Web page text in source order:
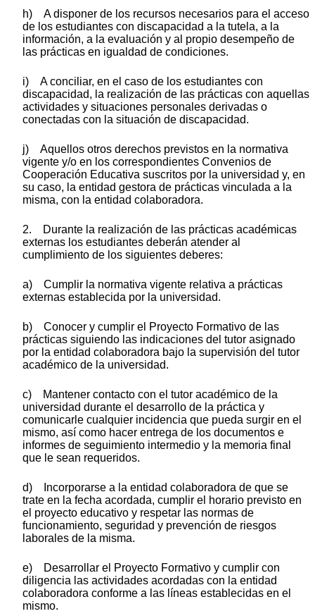
h) A disponer de los recursos necesarios para el acceso
de los estudiantes con discapacidad a la tutela, a la
información, a la evaluación y al propio desempeño de
las prácticas en igualdad de condiciones.
i) A conciliar, en el caso de los estudiantes con
discapacidad, la realización de las prácticas con aquellas
actividades y situaciones personales derivadas o
conectadas con la situación de discapacidad.
j) Aquellos otros derechos previstos en la normativa
vigente y/o en los correspondientes Convenios de
Cooperación Educativa suscritos por la universidad y, en
su caso, la entidad gestora de prácticas vinculada a la
misma, con la entidad colaboradora.
2. Durante la realización de las prácticas académicas
externas los estudiantes deberán atender al
cumplimiento de los siguientes deberes:
a) Cumplir la normativa vigente relativa a prácticas
externas establecida por la universidad.
b) Conocer y cumplir el Proyecto Formativo de las
prácticas siguiendo las indicaciones del tutor asignado
por la entidad colaboradora bajo la supervisión del tutor
académico de la universidad.
c) Mantener contacto con el tutor académico de la
universidad durante el desarrollo de la práctica y
comunicarle cualquier incidencia que pueda surgir en el
mismo, así como hacer entrega de los documentos e
informes de seguimiento intermedio y la memoria final
que le sean requeridos.
d) Incorporarse a la entidad colaboradora de que se
trate en la fecha acordada, cumplir el horario previsto en
el proyecto educativo y respetar las normas de
funcionamiento, seguridad y prevención de riesgos
laborales de la misma.
e) Desarrollar el Proyecto Formativo y cumplir con
diligencia las actividades acordadas con la entidad
colaboradora conforme a las líneas establecidas en el
mismo.